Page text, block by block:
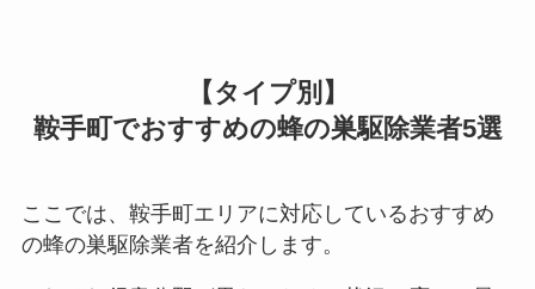
【タイプ別】
鞍手町でおすすめの蜂の巣駆除業者5選
ここでは、鞍手町エリアに対応しているおすすめ
の蜂の巣駆除業者を紹介します。